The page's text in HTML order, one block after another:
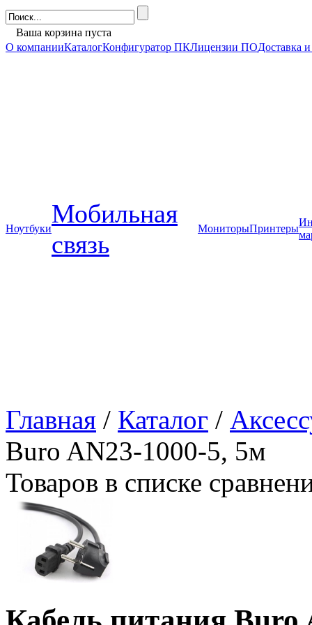
Ваша корзина пуста
О компанииКаталогКонфигуратор ПКЛицензии ПОДоставка
Ноутбуки
Мобильная
связь
МониторыПринтеры
Главная / Каталог /
Buro AN23-1000-5, 5м
Товаров в списке